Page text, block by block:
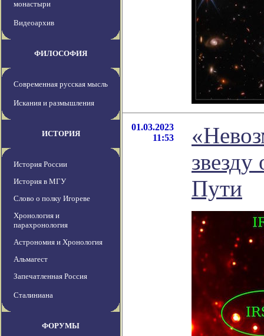
монастыри
Видеоархив
ФИЛОСОФИЯ
Современная русская мысль
Искания и размышления
ИСТОРИЯ
История России
История в МГУ
Слово о полку Игореве
Хронология и
парахронология
Астрономия и Хронология
Альмагест
Запечатленная Россия
Сталиниана
ФОРУМЫ
01.03.2023
11:53
Пути